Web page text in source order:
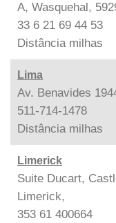
A, Wasquehal,
33 6 21 69 44 53
Distância milhas
Lima
Av. Benavides
511-714-1478
Distância milhas
Limerick
Suite Ducart,
Limerick,
353 61 400664